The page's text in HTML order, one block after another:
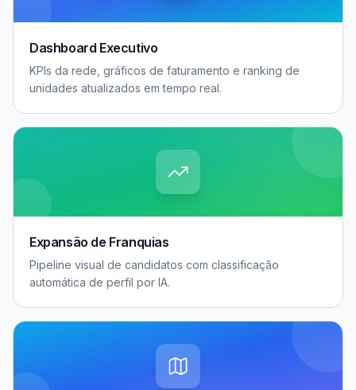
Dashboard Executivo
KPIs da rede, gráficos de faturamento e ranking de
unidades atualizados em tempo real.
Expansão de Franquias
Pipeline visual de candidatos com classificação
automática de perfil por IA.